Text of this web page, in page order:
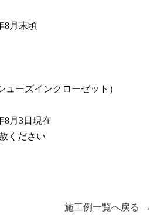
8月末頃
ューズインクローゼット）
8月3日現在
ください
施工例一覧へ戻る →